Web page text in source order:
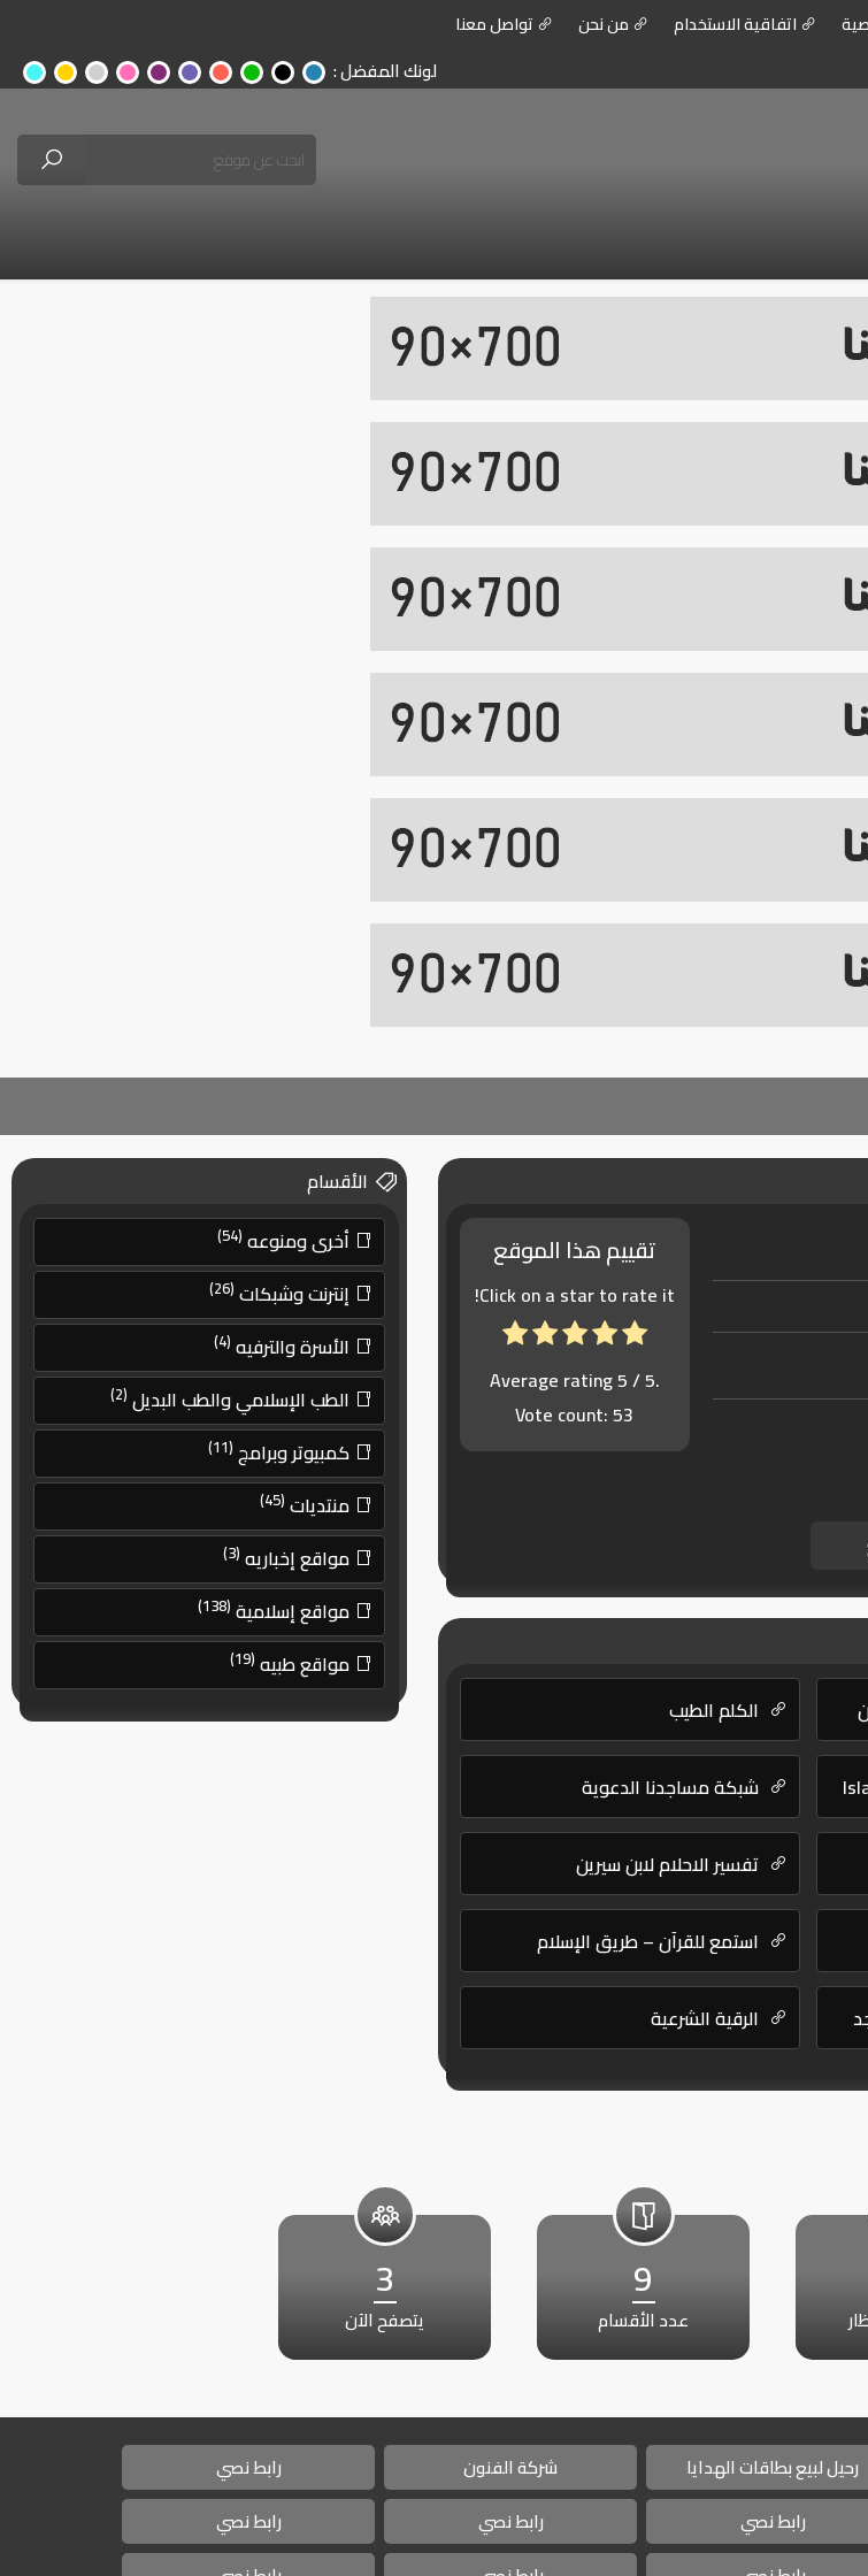
اتفاقية الاستخدام من نحن تواصل معنا
لونك المفضل :
تقييم هذا الموقع
Click on a star to rate it!
Average rating5/ 5.
Vote count:53
الكلم الطيب
شبكة مساجدنا الدعوية
تفسير الاحلام لابن سيرين
استمع للقرآن – طريق الإسلام
الرقية الشرعية
الأقسام
أخرى ومنوعه (54)
إنترنت وشبكات (26)
الأسرة والترفيه (4)
الطب الإسلامي والطب البديل (2)
كمبيوتر وبرامج (11)
منتديات (45)
مواقع إخباريه (3)
مواقع إسلامية (138)
مواقع طبيه (19)
9
عدد الأقسام
3
يتصفح الآن
رحيل لبيع بطاقات الهدايا شركة الفنون
رابط نصي
رابط نصي رابط نصي
رابط نصي